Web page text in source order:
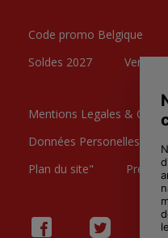
Code promo Belgique
Soldes 2027
Ventes
Mentions Legales & CGU
Données Personelles
Plan du site"